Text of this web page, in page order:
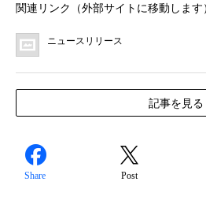
関連リンク（外部サイトに移動します
ニュースリリース
記事を見る
Share Post